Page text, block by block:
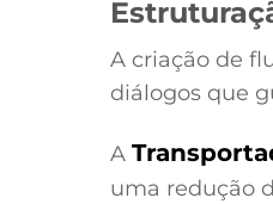
A criação de
diálogos que
A
uma redução